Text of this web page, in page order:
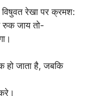
विषुवत रेखा पर क्रमश:
रुक जाय तो-
हो जाता है, जबकि